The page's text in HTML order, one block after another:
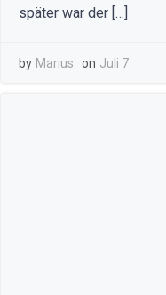
später war der […]
by Marius on Juli 7